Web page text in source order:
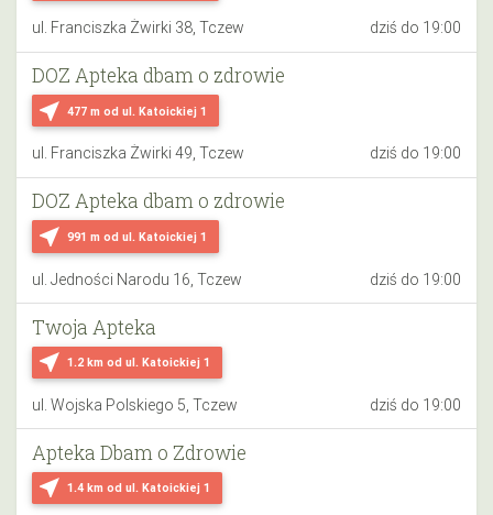
ul. Franciszka Żwirki 38, Tczew dziś do 19:00
near_me 477 m od ul. Katoickiej 1
DOZ Apteka dbam o zdrowie
ul. Franciszka Żwirki 49, Tczew dziś do 19:00
near_me 991 m od ul. Katoickiej 1
DOZ Apteka dbam o zdrowie
ul. Jedności Narodu 16, Tczew dziś do 19:00
near_me 1.2 km od ul. Katoickiej 1
Twoja Apteka
ul. Wojska Polskiego 5, Tczew dziś do 19:00
near_me 1.4 km od ul. Katoickiej 1
Apteka Dbam o Zdrowie